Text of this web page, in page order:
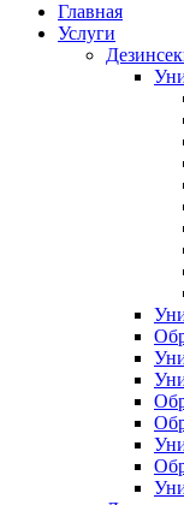
Главная
Услуги